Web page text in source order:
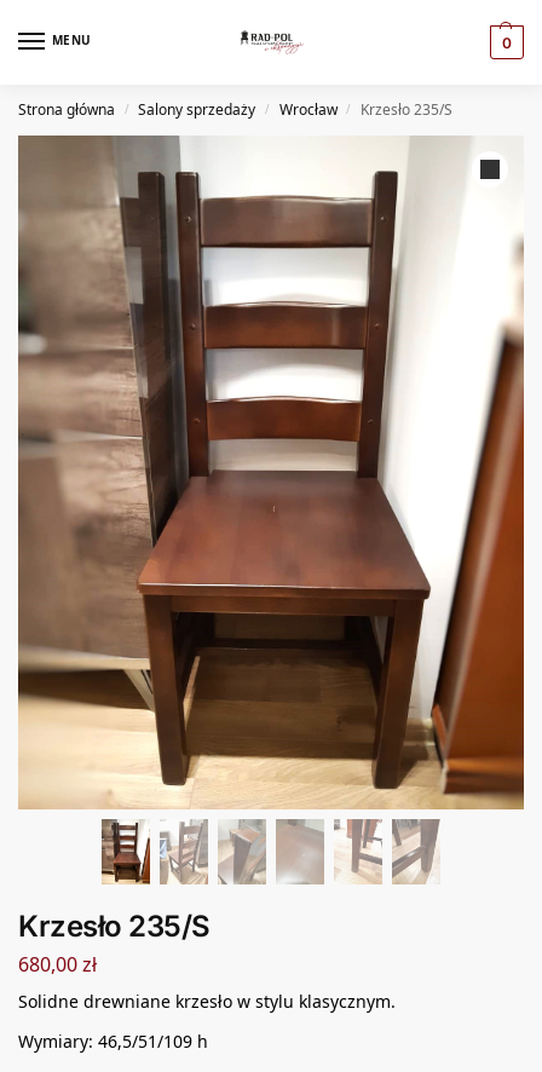
MENU 0
Strona główna / Salony sprzedaży / Wrocław / Krzesło 235/S
Krzesło 235/S
680,00zł
Solidne drewniane krzesło w stylu klasycznym.
Wymiary: 46,5/51/109 h